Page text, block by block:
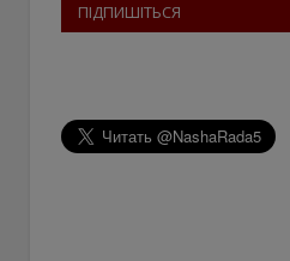
ПІДПИШІТЬСЯ